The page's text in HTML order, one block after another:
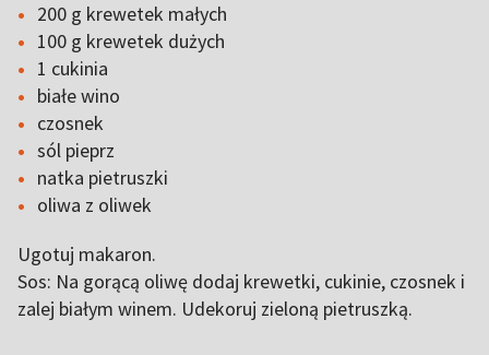
200 g krewetek małych
100 g krewetek dużych
1 cukinia
białe wino
czosnek
sól pieprz
natka pietruszki
oliwa z oliwek
Ugotuj makaron.
Sos: Na gorącą oliwę dodaj krewetki, cukinie, czosnek i
zalej białym winem. Udekoruj zieloną pietruszką.